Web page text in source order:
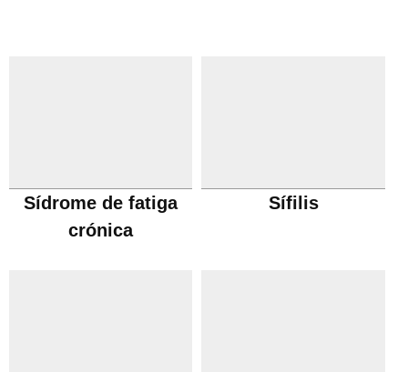
Sídrome de fatiga
crónica
Sífilis